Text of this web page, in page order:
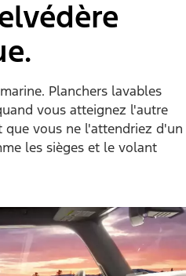
Planchers lavables
vous atteignez l'autre
vous ne l'attendriez d'un
les sièges et le volant